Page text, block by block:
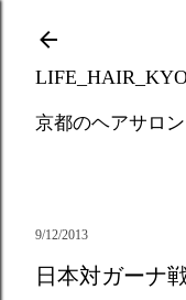
京都のヘアサロ
9/12/2013
日本対ガーナ